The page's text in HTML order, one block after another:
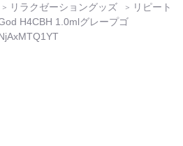
リラクゼーショングッズ
リピート
H4CBH 1.0mlグレープゴ